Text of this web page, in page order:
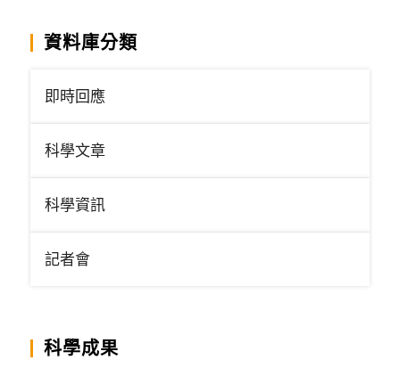
資料庫分類
即時回應
科學文章
科學資訊
記者會
科學成果